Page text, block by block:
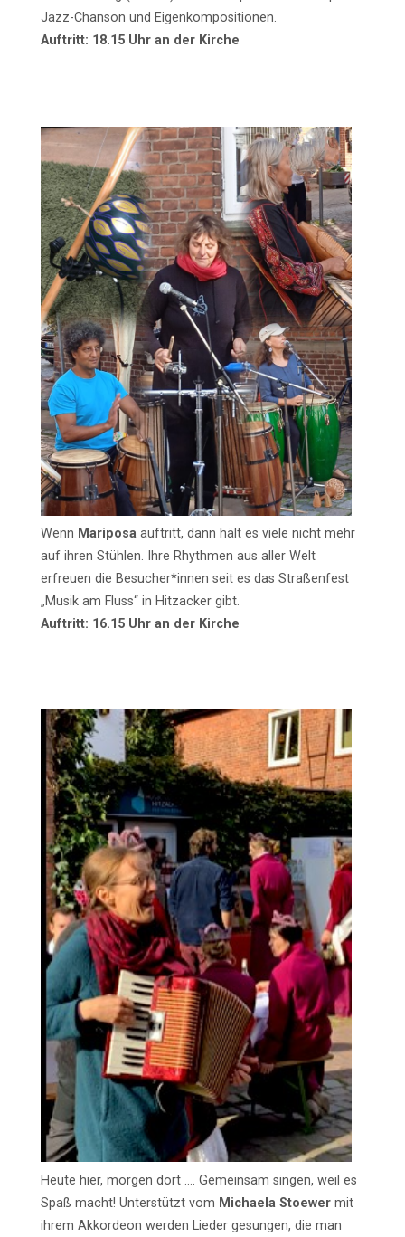
Jazz-Chanson und Eigenkompositionen.
Auftritt: 18.15 Uhr an der Kirche
Wenn Mariposa auftritt, dann hält es viele nicht mehr
auf ihren Stühlen. Ihre Rhythmen aus aller Welt
erfreuen die Besucher*innen seit es das Straßenfest
„Musik am Fluss“ in Hitzacker gibt.
Auftritt: 16.15 Uhr an der Kirche
Heute hier, morgen dort …. Gemeinsam singen, weil es
Spaß macht! Unterstützt vom Michaela Stoewermit
ihrem Akkordeon werden Lieder gesungen, die man